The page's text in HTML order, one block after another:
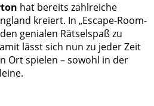
hat bereits zahlreiche
kreiert. In „Escape-Room-
genialen Rätselspaß zu
lässt sich nun zu jeder Zeit
Ort spielen – sowohl in der